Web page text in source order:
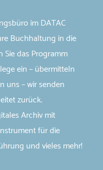
im DATAC
Buchhaltung in die
Sie das Programm
ein – übermitteln
uns – wir senden
zurück.
Archiv mit
für die
und vieles mehr!